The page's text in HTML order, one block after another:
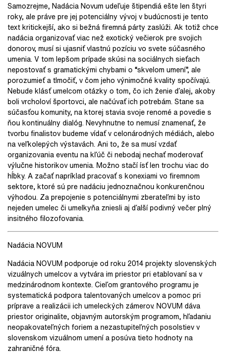
Samozrejme, Nadácia Novum udeľuje štipendiá ešte len štyri
roky, ale práve pre jej potenciálny vývoj v budúcnosti je tento
text kritickejší, ako si bežná firemná párty zaslúži. Ak totiž chce
nadácia organizovať viac než exotický večierok pre svojich
donorov, musí si ujasniť vlastnú pozíciu vo svete súčasného
umenia. V tom lepšom prípade skúsi na sociálnych sieťach
nepostovať s gramatickými chybami o “skvelom umení”, ale
porozumieť a tlmočiť, v čom jeho výnimočné kvality spočívajú.
Nebude klásť umelcom otázky o tom, čo ich ženie ďalej, akoby
boli vrcholoví športovci, ale načúvať ich potrebám. Stane sa
súčasťou komunity, na ktorej stavia svoje renomé a povedie s
ňou kontinuálny dialóg. Nevyhnutne to nemusí znamenať, že
tvorbu finalistov budeme vídať v celonárodných médiách, alebo
na veľkolepých výstavách. Ani to, že sa musí vzdať
organizovania eventu na kľúč či nebodaj nechať moderovať
výlučne historikov umenia. Možno stačí ísť len trochu viac do
hĺbky. A začať napríklad pracovať s konexiami vo firemnom
sektore, ktoré sú pre nadáciu jednoznačnou konkurenčnou
výhodou. Za prepojenie s potenciálnymi zberateľmi by isto
nejeden umelec či umelkyňa zniesli aj ďalší podivný večer plný
insitného filozofovania.
Nadácia NOVUM
Nadácia NOVUM podporuje od roku 2014 projekty slovenských
vizuálnych umelcov a vytvára im priestor pri etablovaní sa v
medzinárodnom kontexte. Cieľom grantového programu je
systematická podpora talentovaných umelcov a pomoc pri
príprave a realizácii ich umeleckých zámerov. NOVUM dáva
priestor originalite, objavným autorským programom, hľadaniu
neopakovateľných foriem a nezastupiteľných posolstiev v
slovenskom vizuálnom umení a posúva tieto hodnoty na
zahraničné fóra.